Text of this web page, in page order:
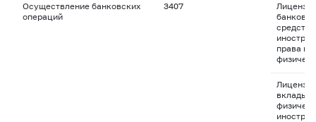
Осуществление банковских
операций
3407
права
вклады